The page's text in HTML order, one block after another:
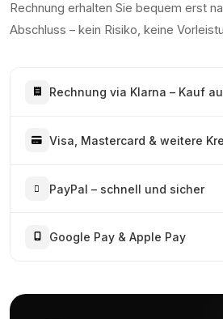
Rechnung erhalten Sie bequem erst
Abschluss – kein Risiko, keine
Rechnung via Klarna – Kauf
Visa, Mastercard & weitere
PayPal – schnell und sicher
Google Pay & Apple Pay